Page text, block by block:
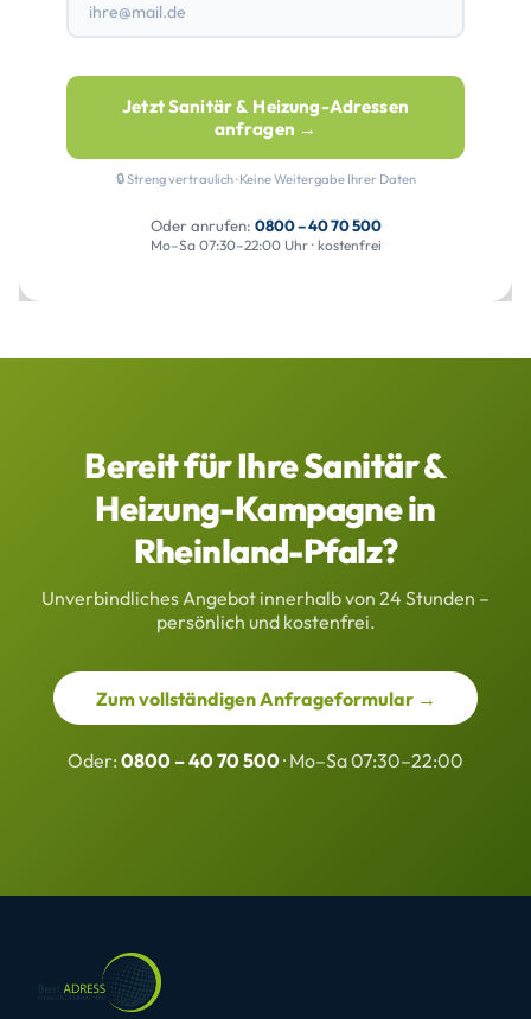
Jetzt Sanitär & Heizung-Adressen
anfragen →
🔒 Streng vertraulich · Keine Weitergabe Ihrer Daten
Oder anrufen: 0800 – 40 70 500
Mo–Sa 07:30–22:00 Uhr · kostenfrei
Bereit für Ihre Sanitär &
Heizung-Kampagne in
Rheinland-Pfalz?
Unverbindliches Angebot innerhalb von 24 Stunden –
persönlich und kostenfrei.
Zum vollständigen Anfrageformular →
Oder: 0800 – 40 70 500· Mo–Sa 07:30–22:00